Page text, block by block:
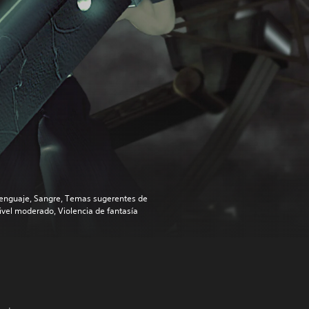
Sangre, Temas sugerentes de
moderado, Violencia de fantasía